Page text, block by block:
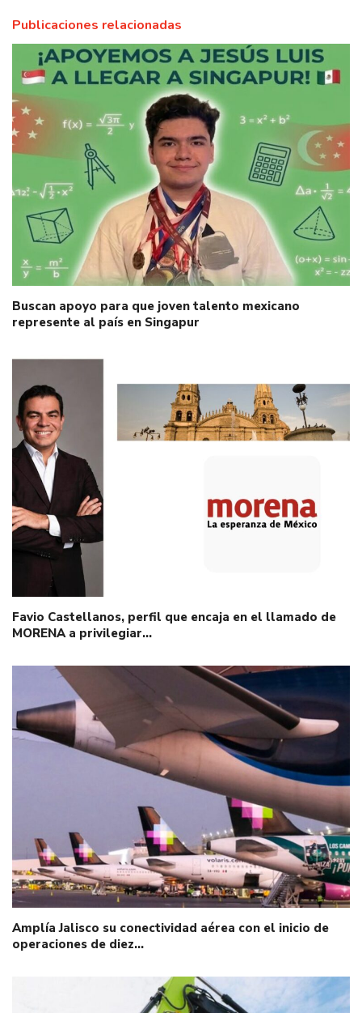
Publicaciones relacionadas
Buscan apoyo para que joven talento mexicano
represente al país en Singapur
Favio Castellanos, perfil que encaja en el llamado de
MORENA a privilegiar…
Amplía Jalisco su conectividad aérea con el inicio de
operaciones de diez…